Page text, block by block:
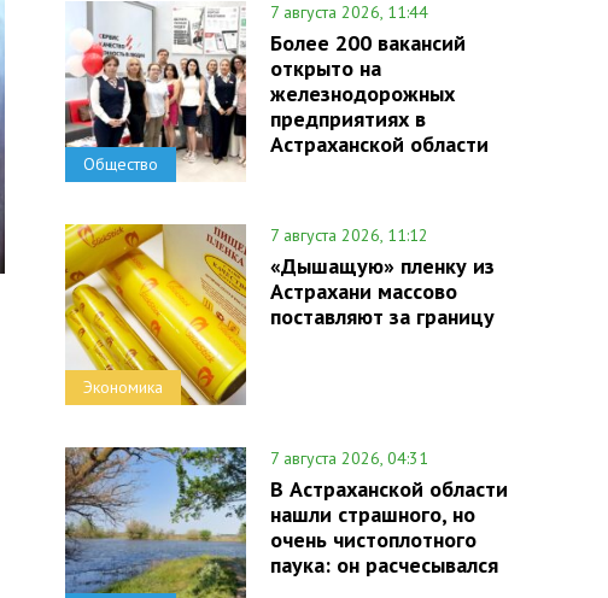
Общество
7 августа 2026, 11:44
Более 200 вакансий
открыто на
железнодорожных
предприятиях в
Астраханской области
Экономика
7 августа 2026, 11:12
«Дышащую» пленку из
Астрахани массово
поставляют за границу
7 августа 2026, 04:31
В Астраханской области
нашли страшного, но
очень чистоплотного
паука: он расчесывался